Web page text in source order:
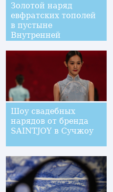
Золотой наряд
евфратских тополей
в пустыне
Внутренней
Шоу свадебных
нарядов от бренда
SAINTJOY в Сучжоу